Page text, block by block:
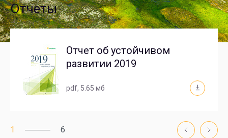
Отчеты
Отчет об устойчивом
развитии 2019
pdf, 5.65 мб
1 6